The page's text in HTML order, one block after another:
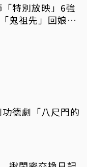
特別放映」6強
鬼祖先」回娘
德劇「八尺門的